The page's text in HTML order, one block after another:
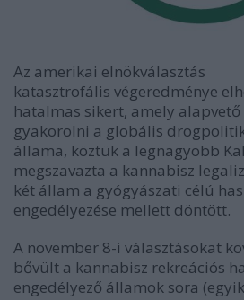
Az amerikai elnökválasztás
katasztrofális végeredménye
hatalmas sikert, amely
gyakorolni a globális
állama, köztük a legnagyobb
megszavazta a kannabisz
két állam a gyógyászati célú
engedélyezése mellett döntött.
A november 8-i választásokat
bővült a kannabisz rekreációs
engedélyező államok sora